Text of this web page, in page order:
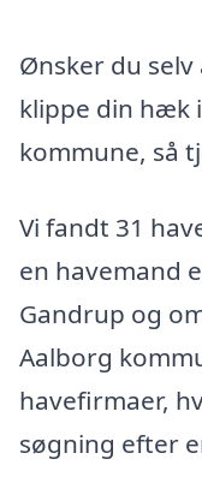
Ønsker du
klippe din hæk
kommune, så
Vi fandt 31
en havemand
Gandrup og
Aalborg
havefirmaer,
søgning efter